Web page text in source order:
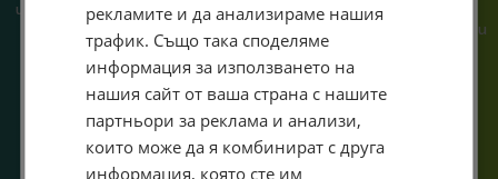
имаш нужда от консултация
или справяне с проблем.
сервиз на едно място
гарантираме бърза реакция и
познаване на твоята
система.
рекламите и да анализираме нашия
трафик. Също така споделяме
информация за използването на
нашия сайт от ваша страна с нашите
партньори за реклама и анализи,
които може да я комбинират с друга
информация, която сте им
Абонирай се за ексклузивни седмични оферти и
специални предложения само за теб като
въведеш само email адрес и получи отстъпка от
първата ти поръчка.
Email